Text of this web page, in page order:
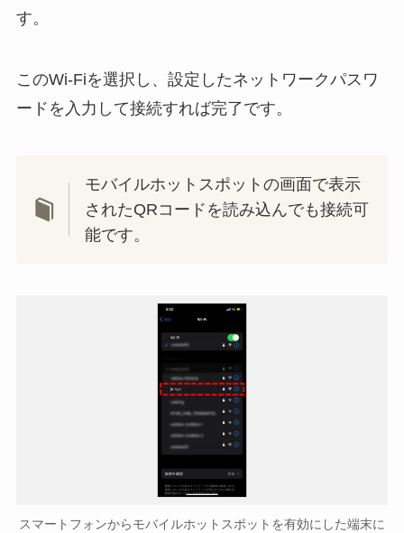
す。
このWi-Fiを選択し、設定したネットワークパスワ
ードを入力して接続すれば完了です。
モバイルホットスポットの画面で表示
されたQRコードを読み込んでも接続可
能です。
スマートフォンからモバイルホットスポットを有効にした端末に